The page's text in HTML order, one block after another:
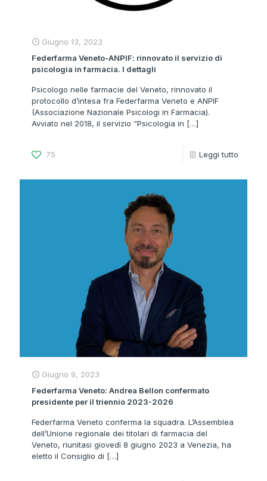
Giugno 13, 2023
Federfarma Veneto-ANPIF: rinnovato il servizio di
psicologia in farmacia. I dettagli
Psicologo nelle farmacie del Veneto, rinnovato il
protocollo d’intesa fra Federfarma Veneto e ANPIF
(Associazione Nazionale Psicologi in Farmacia).
Avviato nel 2018, il servizio “Psicologia in […]
75 Leggi tutto
Giugno 9, 2023
Federfarma Veneto: Andrea Bellon confermato
presidente per il triennio 2023-2026
Federfarma Veneto conferma la squadra. L’Assemblea
dell’Unione regionale dei titolari di farmacia del
Veneto, riunitasi giovedì 8 giugno 2023 a Venezia, ha
eletto il Consiglio di […]